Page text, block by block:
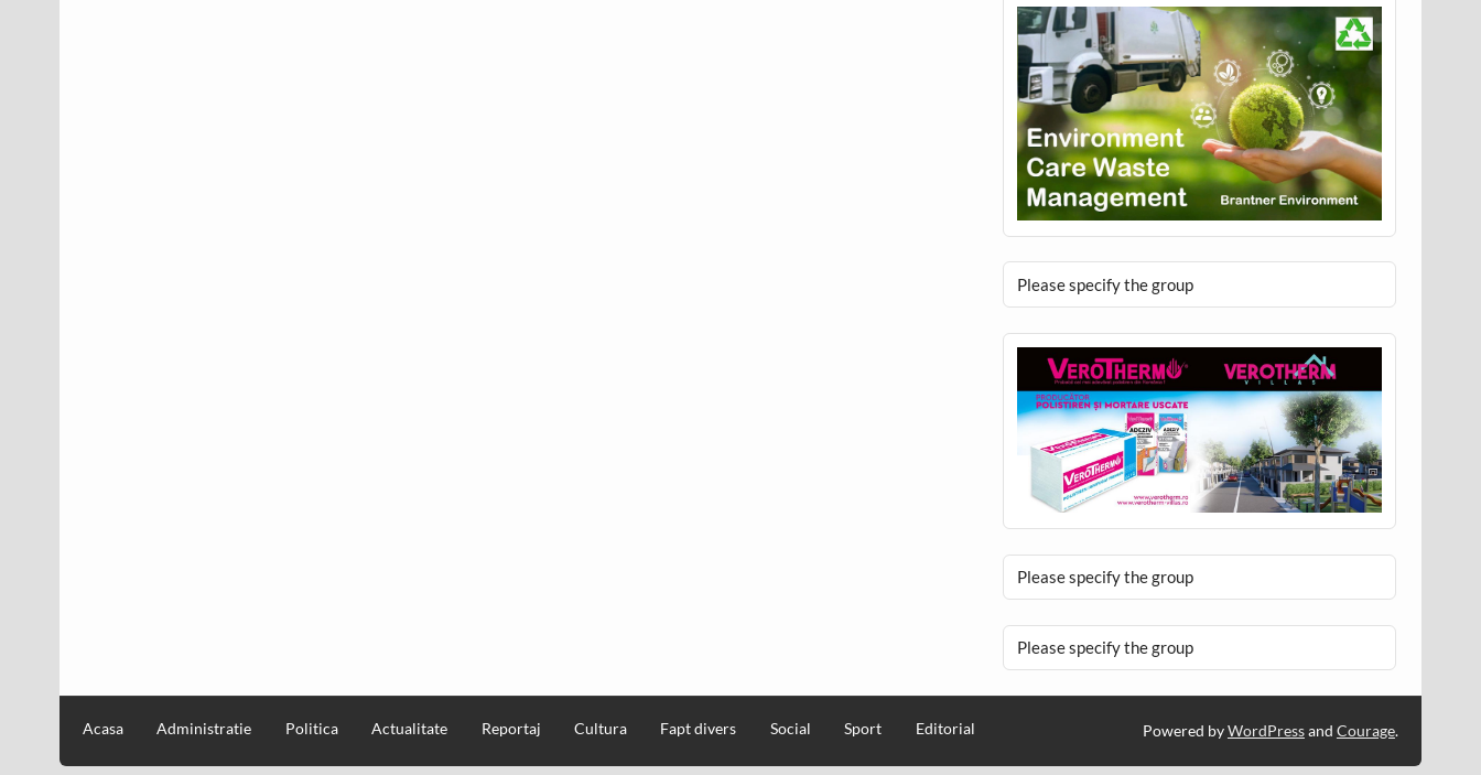
Please specify the group
Please specify the group
Please specify the group
Acasa Administratie Politica Actualitate Reportaj Cultura Fapt divers Social Sport Editorial Powered byWordPressand Courage.